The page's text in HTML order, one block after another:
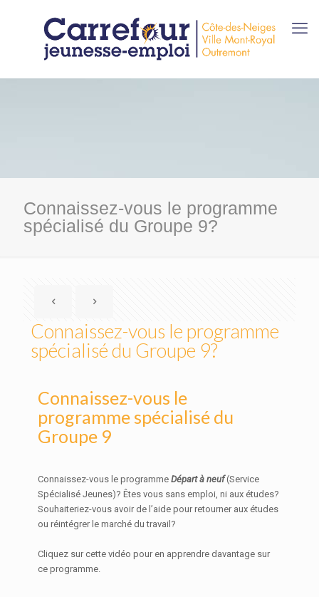
Connaissez-vous le programme
spécialisé du Groupe 9?
Connaissez-vous le programme
spécialisé du Groupe 9?
Connaissez-vous le
programme spécialisé du
Groupe 9
Connaissez-vous le programme Départ à neuf(Service
Spécialisé Jeunes)? Êtes vous sans emploi, ni aux études?
Souhaiteriez-vous avoir de l’aide pour retourner aux études
ou réintégrer le marché du travail?
Cliquez sur cette vidéo pour en apprendre davantage sur
ce programme.